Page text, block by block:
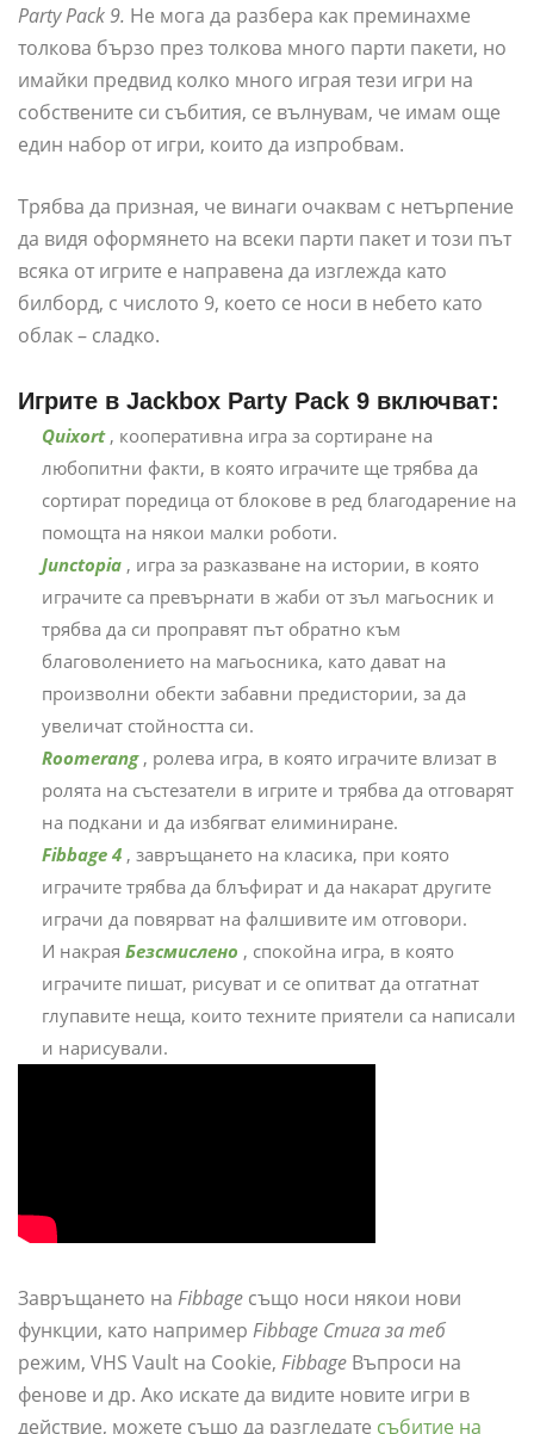
Party Pack 9. Не мога да разбера как преминахме
толкова бързо през толкова много парти пакети, но
имайки предвид колко много играя тези игри на
собствените си събития, се вълнувам, че имам още
един набор от игри, които да изпробвам.
Трябва да призная, че винаги очаквам с нетърпение
да видя оформянето на всеки парти пакет и този път
всяка от игрите е направена да изглежда като
билборд, с числото 9, което се носи в небето като
облак – сладко.
Игрите в Jackbox Party Pack 9 включват:
Quixort , кооперативна игра за сортиране на
любопитни факти, в която играчите ще трябва да
сортират поредица от блокове в ред благодарение на
помощта на някои малки роботи.
Junctopia , игра за разказване на истории, в която
играчите са превърнати в жаби от зъл магьосник и
трябва да си проправят път обратно към
благоволението на магьосника, като дават на
произволни обекти забавни предистории, за да
увеличат стойността си.
Roomerang , ролева игра, в която играчите влизат в
ролята на състезатели в игрите и трябва да отговарят
на подкани и да избягват елиминиране.
Fibbage 4 , завръщането на класика, при която
играчите трябва да блъфират и да накарат другите
играчи да повярват на фалшивите им отговори.
И накрая Безсмислено , спокойна игра, в която
играчите пишат, рисуват и се опитват да отгатнат
глупавите неща, които техните приятели са написали
и нарисували.
Завръщането на Fibbage също носи някои нови
функции, като например Fibbage Стига за теб
режим, VHS Vault на Cookie, Fibbage Въпроси на
фенове и др. Ако искате да видите новите игри в
действие, можете също да разгледате събитие на